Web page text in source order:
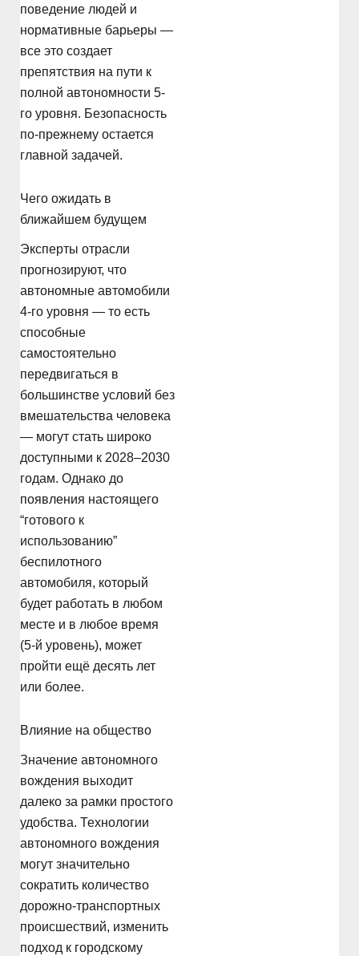
поведение людей и
нормативные барьеры —
все это создает
препятствия на пути к
полной автономности 5-
го уровня. Безопасность
по-прежнему остается
главной задачей.
Чего ожидать в
ближайшем будущем
Эксперты отрасли
прогнозируют, что
автономные автомобили
4-го уровня — то есть
способные
самостоятельно
передвигаться в
большинстве условий без
вмешательства человека
— могут стать широко
доступными к 2028–2030
годам. Однако до
появления настоящего
“готового к
использованию”
беспилотного
автомобиля, который
будет работать в любом
месте и в любое время
(5-й уровень), может
пройти ещё десять лет
или более.
Влияние на общество
Значение автономного
вождения выходит
далеко за рамки простого
удобства. Технологии
автономного вождения
могут значительно
сократить количество
дорожно-транспортных
происшествий, изменить
подход к городскому